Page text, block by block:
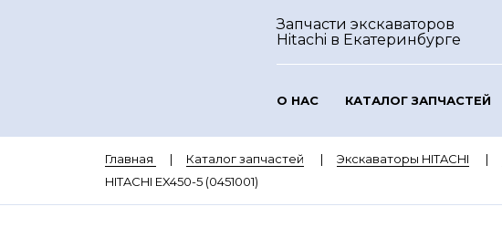
Запчасти экскаваторов
Hitachi в Екатеринбурге
О НАС КАТАЛОГ ЗАПЧАСТЕЙ
Главная Каталог запчастей Экскаваторы HITACHI
HITACHI EX450-5 (0451001)